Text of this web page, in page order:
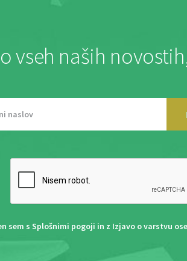
o vseh naših
sem s Splošnimi pogoji in z Izjavo o varstvu